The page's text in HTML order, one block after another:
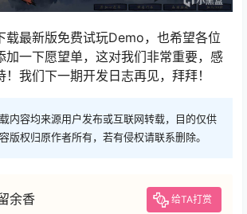
载最新版免费试玩Demo，也希望各位
加一下愿望单，这对我们非常重要，感
我们下一期开发日志再见，拜拜！
内容均来源用户发布或互联网转载，目的仅供
版权归原作者所有，若有侵权请联系删除。
余香 给TA打赏